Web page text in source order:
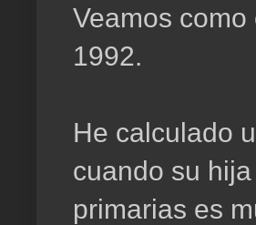
Veamos
1992.
He calculado
cuando su
primarias es